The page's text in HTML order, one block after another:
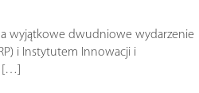
wyjątkowe dwudniowe wydarzenie
i Instytutem Innowacji i
[…]